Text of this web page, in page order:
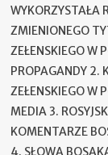
WYKORZYSTAŁA
ZMIENIONEGO
ZEŁENSKIEGO W
PROPAGANDY 2.
ZEŁENSKIEGO W
MEDIA 3.
KOMENTARZE
4. SŁOWA